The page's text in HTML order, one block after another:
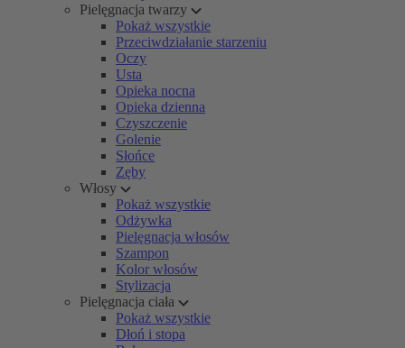
Pielęgnacja twarzy
Pokaż wszystkie
Przeciwdziałanie starzeniu
Oczy
Usta
Opieka nocna
Opieka dzienna
Czyszczenie
Golenie
Słońce
Zęby
Włosy
Pokaż wszystkie
Odżywka
Pielęgnacja włosów
Szampon
Kolor włosów
Stylizacja
Pielęgnacja ciała
Pokaż wszystkie
Dłoń i stopa